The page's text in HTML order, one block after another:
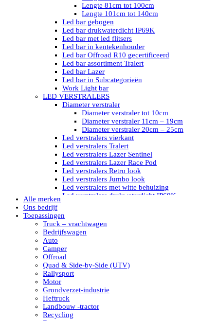
Lengte 81cm tot 100cm
Lengte 101cm tot 140cm
Led bar gebogen
Led bar drukwaterdicht IP69K
Led bar met led flitsers
Led bar in kentekenhouder
Led bar Offroad R10 gecertificeerd
Led bar assortiment Tralert
Led bar Lazer
Led bar in Subcategorieën
Work Light bar
LED VERSTRALERS
Diameter verstraler
Diameter verstraler tot 10cm
Diameter verstraler 11cm – 19cm
Diameter verstraler 20cm – 25cm
Led verstralers vierkant
Led verstralers Tralert
Led verstralers Lazer Sentinel
Led verstralers Lazer Race Pod
Led verstralers Retro look
Led verstralers Jumbo look
Led verstralers met witte behuizing
Led verstralers drukwaterdicht IP69K
LED WERKLAMPEN
Model werklamp
Led werklamp vierkant
Led werklamp ovaal
Led werklamp kleur wit
Combinatie LED werklampen
Led achteruitrijverlichting
Led onderbouw achteruitrijlamp
Led werklamp industrieel
Led veiligheidsverlichting
Alle merken
Ons bedrijf
Toepassingen
Truck – vrachtwagen
Bedrijfswagen
Auto
Camper
Offroad
Quad & Side-by-Side (UTV)
Rallysport
Motor
Grondverzet-industrie
Heftruck
Landbouw -tractor
Recycling